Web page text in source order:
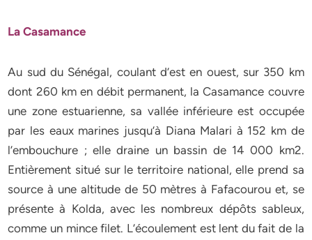
La Casamance
Au sud du Sénégal, coulant d’est en ouest, sur 350 km
dont 260 km en débit permanent, la Casamance couvre
une zone estuarienne, sa vallée inférieure est occupée
par les eaux marines jusqu’à Diana Malari à 152 km de
l’embouchure ; elle draine un bassin de 14 000 km2.
Entièrement situé sur le territoire national, elle prend sa
source à une altitude de 50 mètres à Fafacourou et, se
présente à Kolda, avec les nombreux dépôts sableux,
comme un mince filet. L’écoulement est lent du fait de la